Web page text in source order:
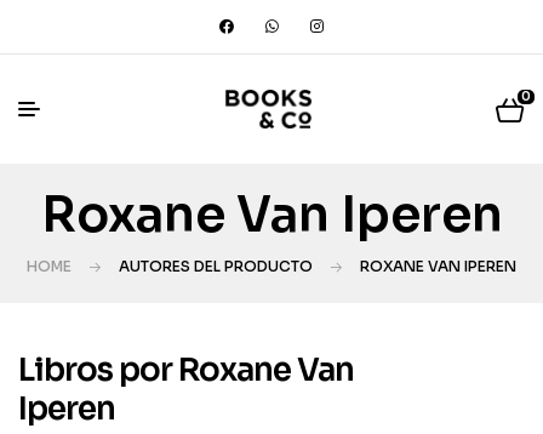
0
Roxane Van Iperen
HOME AUTORES DEL PRODUCTO ROXANE VAN IPEREN
Libros por Roxane Van
Iperen